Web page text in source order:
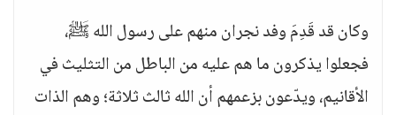
وكان قد قَدِمَ وفد نجران منهم على رسول الله ﷺ،
فجعلوا يذكرون ما هم عليه من الباطل من التثليث في
الأقانيم، ويدّعون بزعمهم أن الله ثالث ثلاثة؛ وهم الذات